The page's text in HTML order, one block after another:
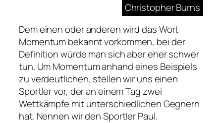
Christopher Burns
Dem einen oder anderen wird das Wort
Momentum bekannt vorkommen, bei der
Definition würde man sich aber eher schwer
tun. Um Momentum anhand eines Beispiels
zu verdeutlichen, stellen wir uns einen
Sportler vor, der an einem Tag zwei
Wettkämpfe mit unterschiedlichen Gegnern
hat. Nennen wir den Sportler Paul.